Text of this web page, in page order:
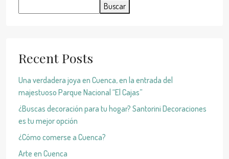
Buscar
Recent Posts
Una verdadera joya en Cuenca, en la entrada del
majestuoso Parque Nacional “El Cajas”
¿Buscas decoración para tu hogar? Santorini Decoraciones
es tu mejor opción
¿Cómo comerse a Cuenca?
Arte en Cuenca